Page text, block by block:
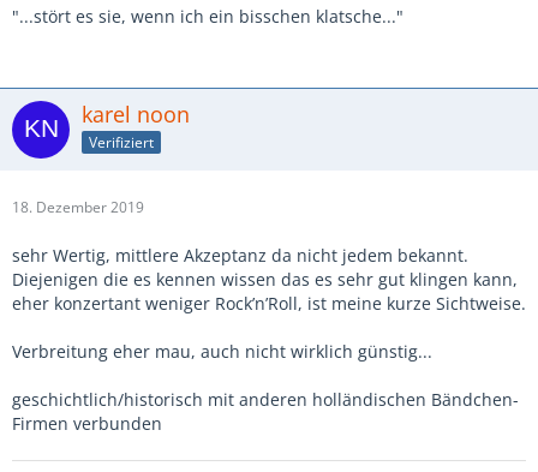
"...stört es sie, wenn ich ein bisschen klatsche..."
karel noon
Verifiziert
18. Dezember 2019
sehr Wertig, mittlere Akzeptanz da nicht jedem bekannt.
Diejenigen die es kennen wissen das es sehr gut klingen kann,
eher konzertant weniger Rock’n’Roll, ist meine kurze Sichtweise.
Verbreitung eher mau, auch nicht wirklich günstig...
geschichtlich/historisch mit anderen holländischen Bändchen-
Firmen verbunden